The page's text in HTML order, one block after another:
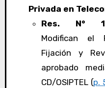
Privada en
Res. N°
Modifican el
Fijación y
aprobado
CD/OSIPTEL (p.